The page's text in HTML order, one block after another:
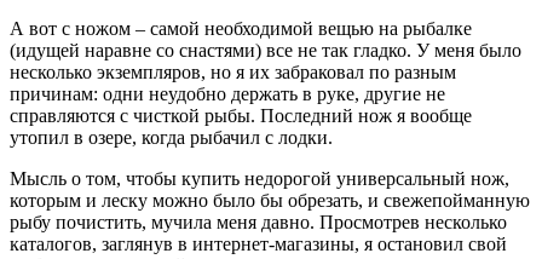
А вот с ножом – самой необходимой вещью на рыбалке
(идущей наравне со снастями) все не так гладко. У меня было
несколько экземпляров, но я их забраковал по разным
причинам: одни неудобно держать в руке, другие не
справляются с чисткой рыбы. Последний нож я вообще
утопил в озере, когда рыбачил с лодки.
Мысль о том, чтобы купить недорогой универсальный нож,
которым и леску можно было бы обрезать, и свежепойманную
рыбу почистить, мучила меня давно. Просмотрев несколько
каталогов, заглянув в интернет-магазины, я остановил свой